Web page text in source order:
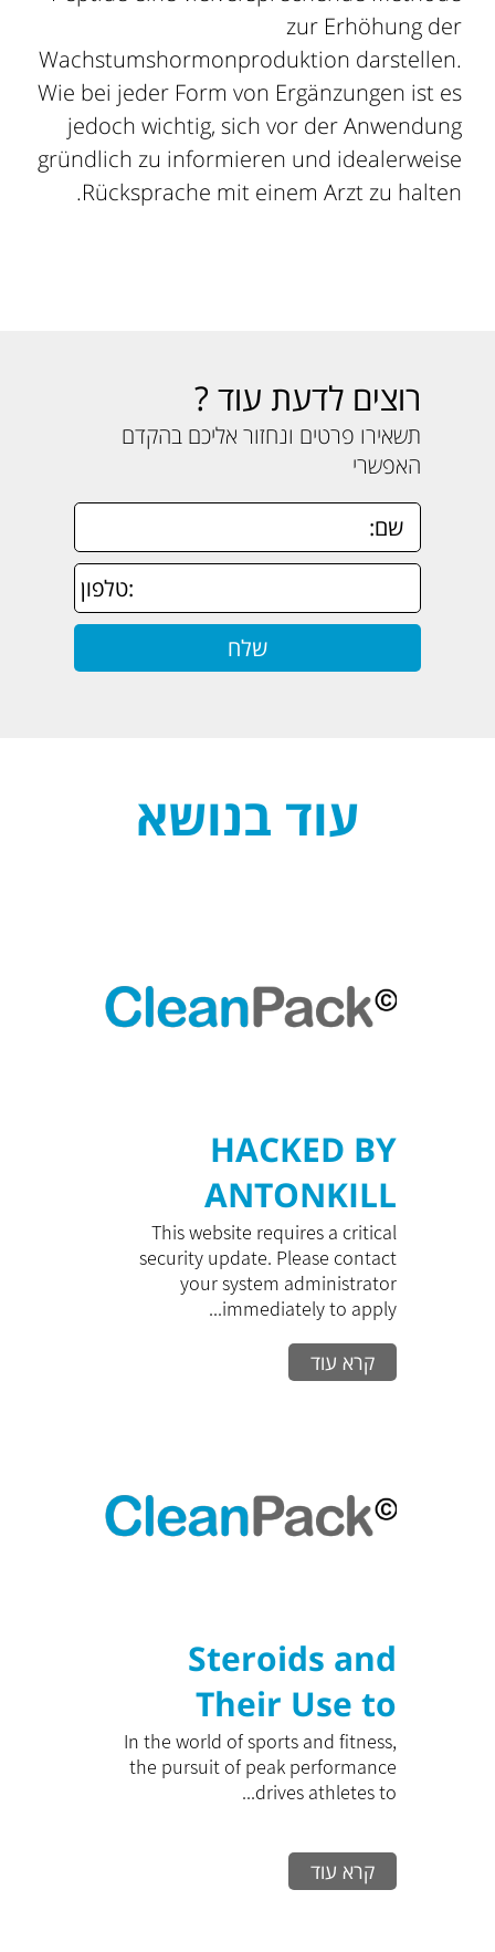
zur Erhöhung der
Wachstumshormonproduktion darstellen.
Wie bei jeder Form von Ergänzungen ist es
jedoch wichtig, sich vor der Anwendung
gründlich zu informieren und idealerweise
Rücksprache mit einem Arzt zu halten.
רוצים לדעת עוד ?
תשאירו פרטים ונחזור אליכם בהקדם
האפשרי
עוד בנושא
HACKED BY
ANTONKILL
This website requires a critical
security update. Please contact
your system administrator
immediately to apply...
קרא עוד
Steroids and
Their Use to
Maximize
Training
Comprehensive
In the world of sports and fitness,
the pursuit of peak performance
drives athletes to...
קרא עוד